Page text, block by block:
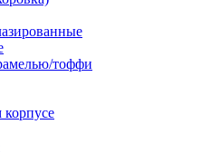
тоффи